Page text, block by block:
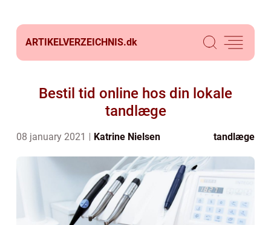
ARTIKELVERZEICHNIS.dk
Bestil tid online hos din lokale
tandlæge
08 january 2021 Katrine Nielsen tandlæge